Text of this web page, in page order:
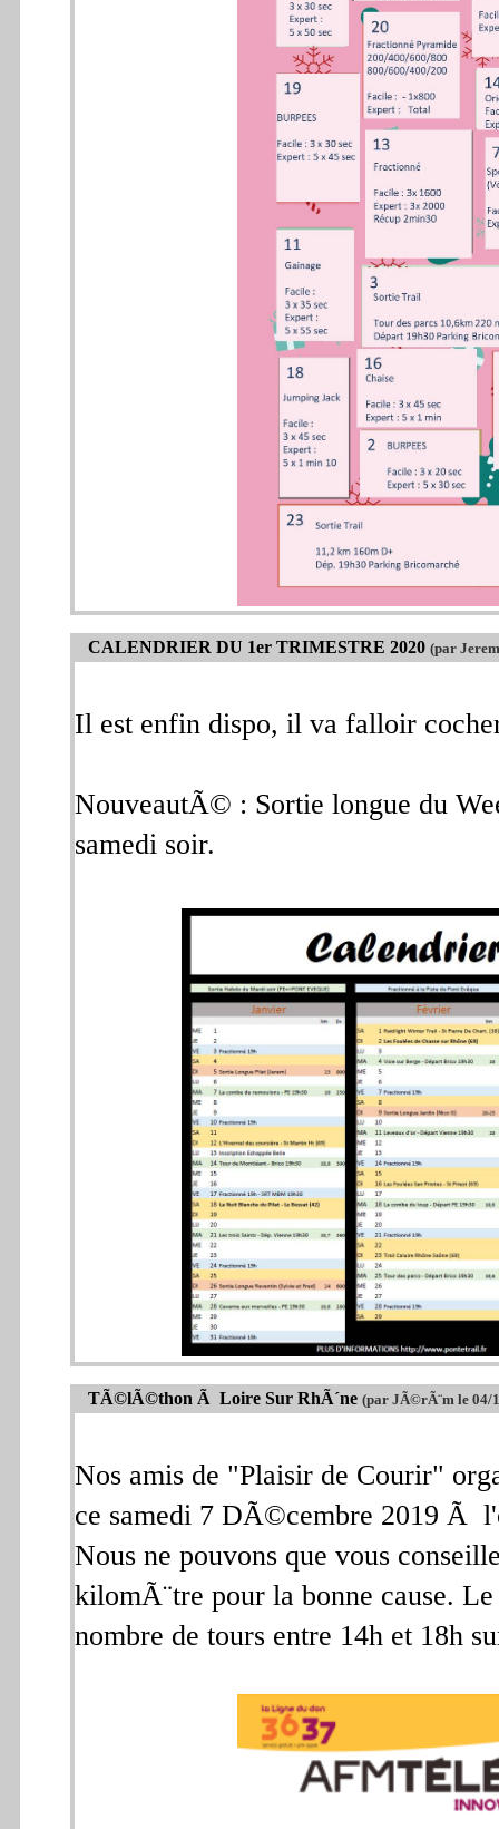
CALENDRIER DU 1er TRIMESTRE 2020 (par
Il est enfin dispo, il va falloir
NouveautÃ© : Sortie longue du
samedi soir.
TÃ©lÃ©thon Ã Loire Sur RhÃ´ne (par JÃ©rÃ¨m le 04/
Nos amis de "Plaisir de Courir"
ce samedi 7 DÃ©cembre 2019 Ã
Nous ne pouvons que vous
kilomÃ¨tre pour la bonne cause.
nombre de tours entre 14h et 18h